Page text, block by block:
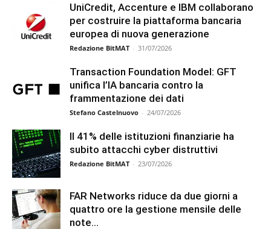
UniCredit, Accenture e IBM collaborano
per costruire la piattaforma bancaria
europea di nuova generazione
Redazione BitMAT - 31/07/2026
Transaction Foundation Model: GFT
unifica l’IA bancaria contro la
frammentazione dei dati
Stefano Castelnuovo - 24/07/2026
Il 41% delle istituzioni finanziarie ha
subito attacchi cyber distruttivi
Redazione BitMAT - 23/07/2026
FAR Networks riduce da due giorni a
quattro ore la gestione mensile delle
note...